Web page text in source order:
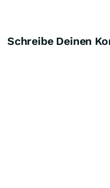
Schreibe Deinen